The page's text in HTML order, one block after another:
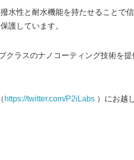
水性と耐水機能を持たせることで
護しています。
クラスのナノコーティング技術を
https://twitter.com/P2iLabs）にお越